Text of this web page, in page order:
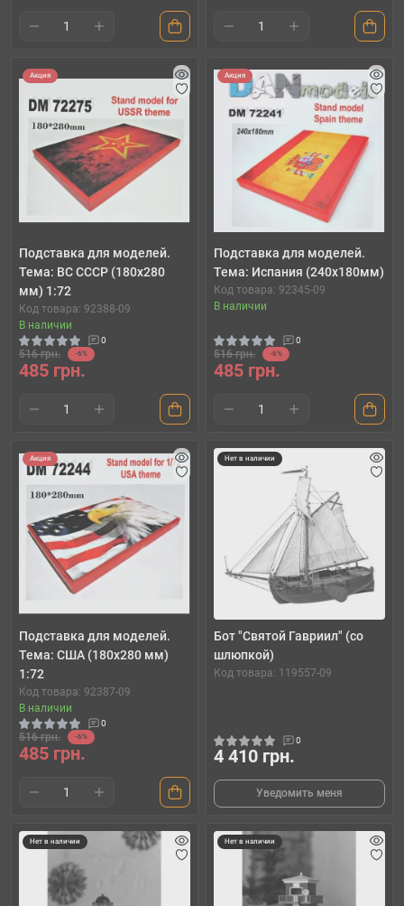
Акция
Подставка для моделей.
Тема: ВС СССР (180x280
мм) 1:72
Код товара: 92388-09
В наличии
0
516 грн. -6%
485 грн.
Акция
Подставка для моделей.
Тема: Испания (240х180мм)
Код товара: 92345-09
В наличии
0
516 грн. -6%
485 грн.
Акция
Подставка для моделей.
Тема: США (180x280 мм)
1:72
Код товара: 92387-09
В наличии
0
516 грн. -6%
485 грн.
Нет в наличии
Бот "Святой Гавриил" (со
шлюпкой)
Код товара: 119557-09
0
4 410 грн.
Уведомить меня
Нет в наличии Нет в наличии